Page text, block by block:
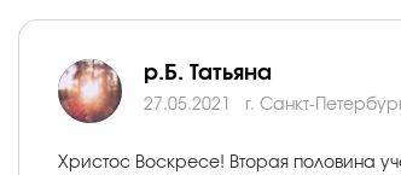
р.Б. Татьяна
27.05.2021 г. Санкт-
Христос Воскресе! Вторая половина